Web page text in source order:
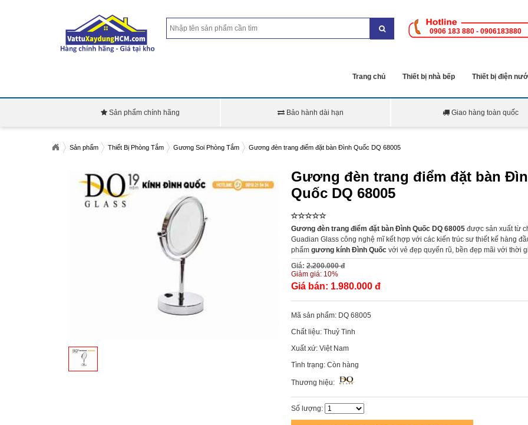
0906 183 880 - 0906183880
Trang chủ Thiết bị nhà bếp Thiết bị điện
Sản phẩm chính hãng Bảo hành dài hạn Giao hàng toàn quốc
Sản phẩm Thiết Bị Phòng Tắm Gương Soi Phòng Tắm Gương đèn trang điểm đặt bàn Đình Quốc DQ 68005
Gương đèn trang điểm đặt bàn
Quốc DQ 68005
Gương đèn trang điểm đặt bàn Đình Quốc DQ 68005 được sản xuất từ
Guadian Glass công nghệ mĩ kết hợp với các kiến trúc sư thiết kế hàng
phẩm gương kính Đình Quốc với vẻ đẹp quyến rũ, bền đẹp mãi với thời
Giá: 2.200.000 đ
Giảm giá: 10%
Giá bán: 1.980.000 đ
Mã sản phẩm: DQ 68005
Chất liệu: Thuỷ Tinh
Xuất xứ: Việt Nam
Tình trạng: Còn hàng
Thương hiệu:
Số lượng: